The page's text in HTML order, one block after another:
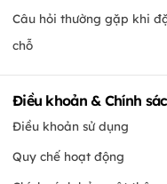
Câu hỏi thường gặp khi
chỗ
Điều khoản & Chính
Điều khoản sử dụng
Quy chế hoạt động